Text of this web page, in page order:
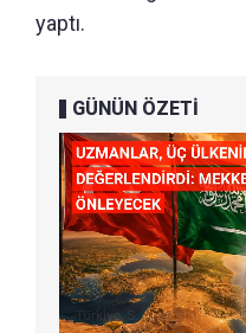
yaptı.
GÜNÜN ÖZETİ